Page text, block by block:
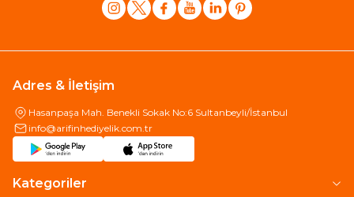
Adres & İletişim
Hasanpaşa Mah. Benekli Sokak No:6 Sultanbeyli/İstanbul
info@arifinhediyelik.com.tr
Kategoriler